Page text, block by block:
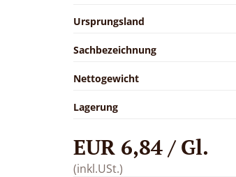
Ursprungsland
Sachbezeichnung
Nettogewicht
Lagerung
EUR 6,84 / Gl.
(inkl.USt.)